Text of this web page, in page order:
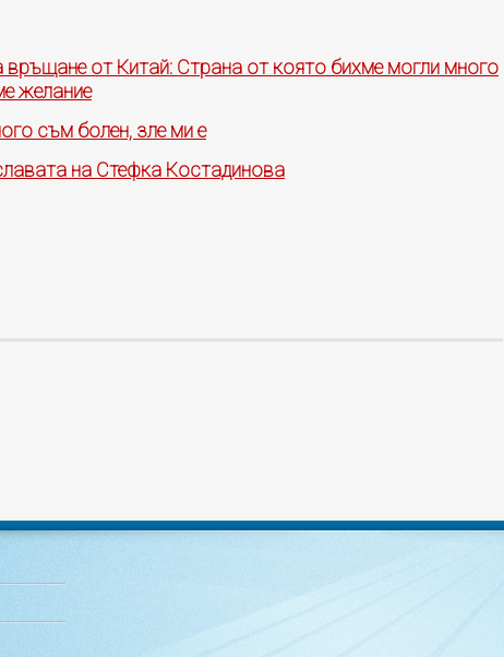
връщане от Китай: Страна от която бихме могли много
желание
съм болен, зле ми е
на Стефка Костадинова